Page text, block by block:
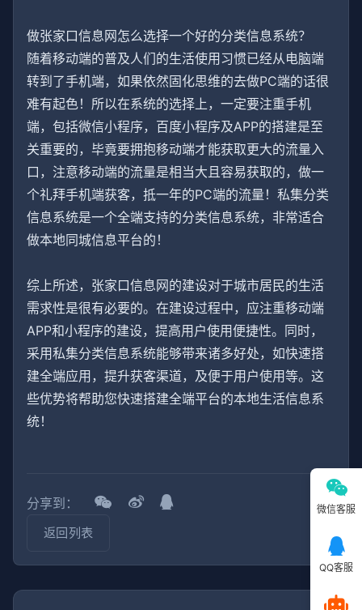
做张家口信息网怎么选择一个好的分类信息系统？
随着移动端的普及人们的生活使用习惯已经从电脑端
转到了手机端，如果依然固化思维的去做PC端的话很
难有起色！所以在系统的选择上，一定要注重手机
端，包括微信小程序，百度小程序及APP的搭建是至
关重要的，毕竟要拥抱移动端才能获取更大的流量入
口，注意移动端的流量是相当大且容易获取的，做一
个礼拜手机端获客，抵一年的PC端的流量！私集分类
信息系统是一个全端支持的分类信息系统，非常适合
做本地同城信息平台的！
综上所述，张家口信息网的建设对于城市居民的生活
需求性是很有必要的。在建设过程中，应注重移动端
APP和小程序的建设，提高用户使用便捷性。同时，
采用私集分类信息系统能够带来诸多好处，如快速搭
建全端应用，提升获客渠道，及便于用户使用等。这
些优势将帮助您快速搭建全端平台的本地生活信息系
统！
分享到：
返回列表
微信客服
QQ客服